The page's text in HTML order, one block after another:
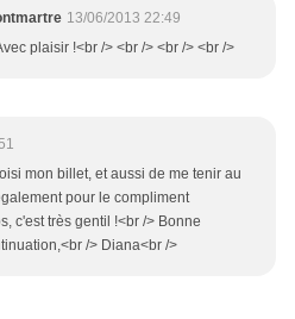
13/06/2013 22:49
plaisir !<br /> <br /> <br /> <br />
mon billet, et aussi de me tenir au
pour le compliment
c'est très gentil !<br /> Bonne
/> Diana<br />